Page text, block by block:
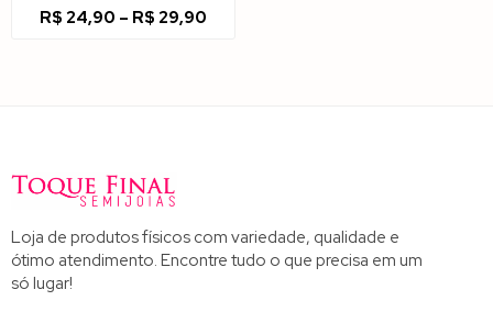
R$ 24,90 – R$ 29,90
Loja de produtos físicos com variedade, qualidade e
ótimo atendimento. Encontre tudo o que precisa em um
só lugar!